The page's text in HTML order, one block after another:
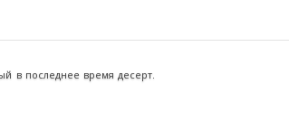
в последнее время десерт.